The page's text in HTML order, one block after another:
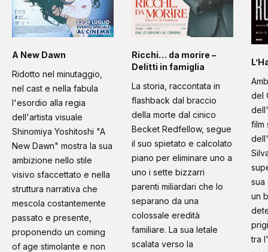
A New Dawn
Ridotto nel minutaggio,
nel cast e nella fabula
l'esordio alla regia
dell'artista visuale
Shinomiya Yoshitoshi "A
New Dawn" mostra la sua
ambizione nello stile
visivo sfaccettato e nella
struttura narrativa che
mescola costantemente
passato e presente,
proponendo un coming
of age stimolante e non
Ricchi… da morire –
Delitti in famiglia
La storia, raccontata in
flashback dal braccio
della morte dal cinico
Becket Redfellow, segue
il suo spietato e calcolato
piano per eliminare uno a
uno i sette bizzarri
parenti miliardari che lo
separano da una
colossale eredità
familiare. La sua letale
scalata verso la
del
film
sua
un
tra